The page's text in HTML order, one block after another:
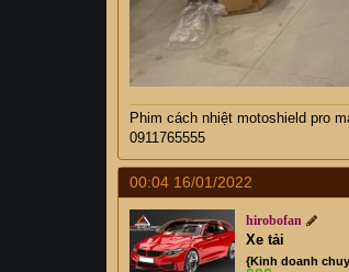
Phim cách nhiệt motoshield pro
0911765555
00:04 16/01/2022
hirobofan
Xe tải
{Kinh doanh